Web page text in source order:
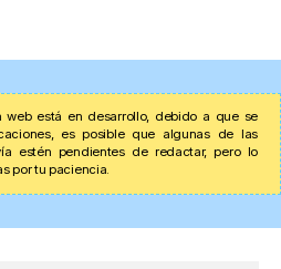
web está en desarrollo, debido a que se
es posible que algunas de las
estén pendientes de redactar, pero lo
por tu paciencia.